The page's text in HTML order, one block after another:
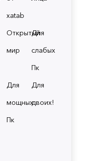
xatab
Открытый
мир
Для
слабых
Пк
Для
мощных
Пк
Для
двоих!